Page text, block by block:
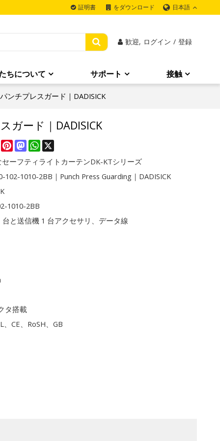
証明書 をダウンロード 日本語
歓迎, ログイン / 登録
ちについて サポート 接触
ンチプレスガード｜DADISICK
ガード｜DADISICK
Facebook
PinterestMastodonWhatsApp
ーフティライトカーテンDK-KTシリーズ
102-1010-2BB｜Punch Press Guarding｜DADISICK
1010-2BB
台と送信機 1 台アクセサリ、データ線
タ搭載
、CE、RoSH、GB